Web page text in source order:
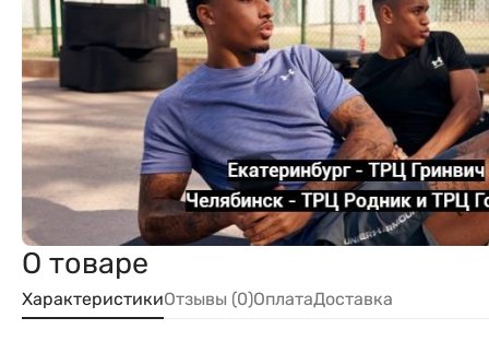
О товаре
ХарактеристикиОтзывы (0)ОплатаДоставка